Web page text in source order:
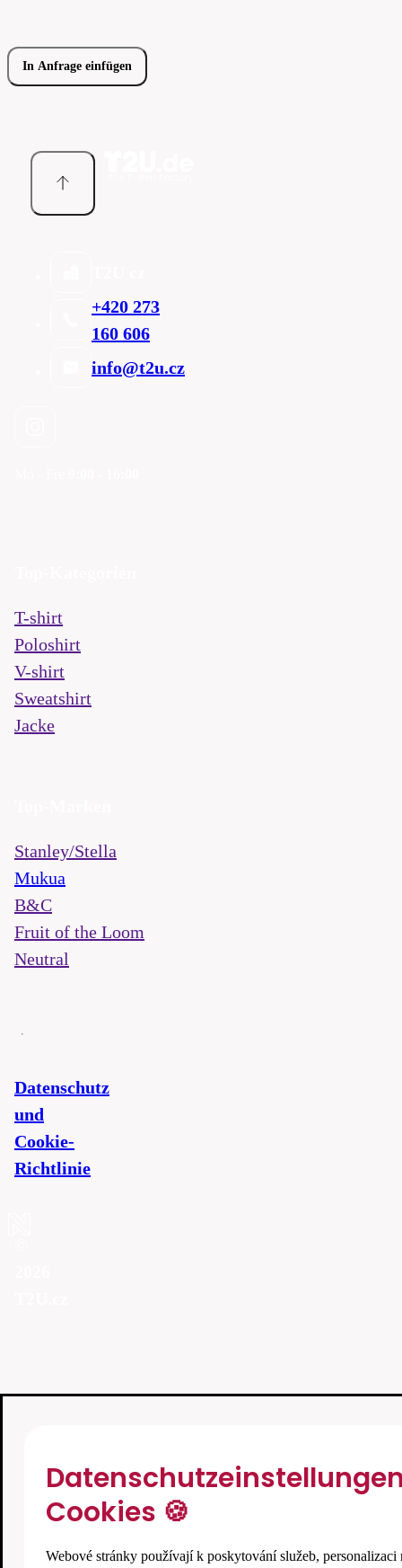
In Anfrage einfügen
+420 273
160 606
info@t2u.cz
T-shirt
Poloshirt
V-shirt
Sweatshirt
Jacke
Stanley/Stella
Mukua
B&C
Fruit of the Loom
Neutral
Datenschutz
und
Cookie-
Richtlinie
Cookies 🍪
Webové stránky používají k poskytování služeb, personalizaci